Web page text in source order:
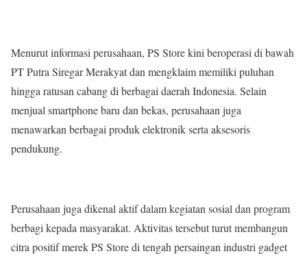
Menurut informasi perusahaan, PS Store kini beroperasi di bawah
PT Putra Siregar Merakyat dan mengklaim memiliki puluhan
hingga ratusan cabang di berbagai daerah Indonesia. Selain
menjual smartphone baru dan bekas, perusahaan juga
menawarkan berbagai produk elektronik serta aksesoris
pendukung.
Perusahaan juga dikenal aktif dalam kegiatan sosial dan program
berbagi kepada masyarakat. Aktivitas tersebut turut membangun
citra positif merek PS Store di tengah persaingan industri gadget